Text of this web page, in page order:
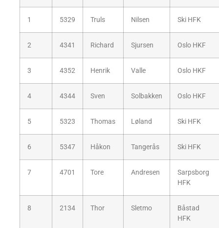
1 5329 Truls Nilsen Ski HFK
2 4341 Richard Sjursen Oslo HKF
3 4352 Henrik Valle Oslo HKF
4 4344 Sven Solbakken Oslo HKF
5 5323 Thomas Løland Ski HFK
6 5347 Håkon Tangerås Ski HFK
7 4701 Tore Andresen
Sarpsborg
HFK
8 2134 Thor Sletmo
Båstad
HFK